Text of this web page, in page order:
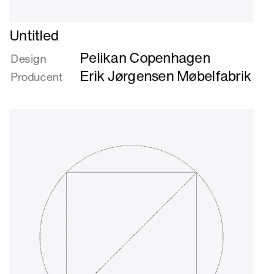
Læs
mere
om
Untitled
Untitled
Design Pelikan Copenhagen
Producent Erik Jørgensen Møbelfabrik